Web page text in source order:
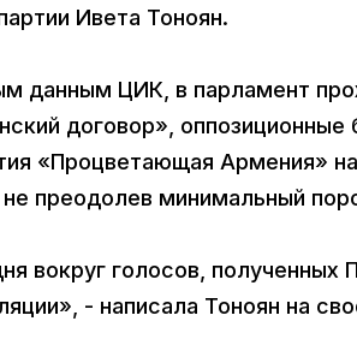
Ивета Тоноян.
данным ЦИК, в парламент
договор»,
«Процветающая Армения»
преодолев минимальный
вокруг голосов,
- написала Тоноян на